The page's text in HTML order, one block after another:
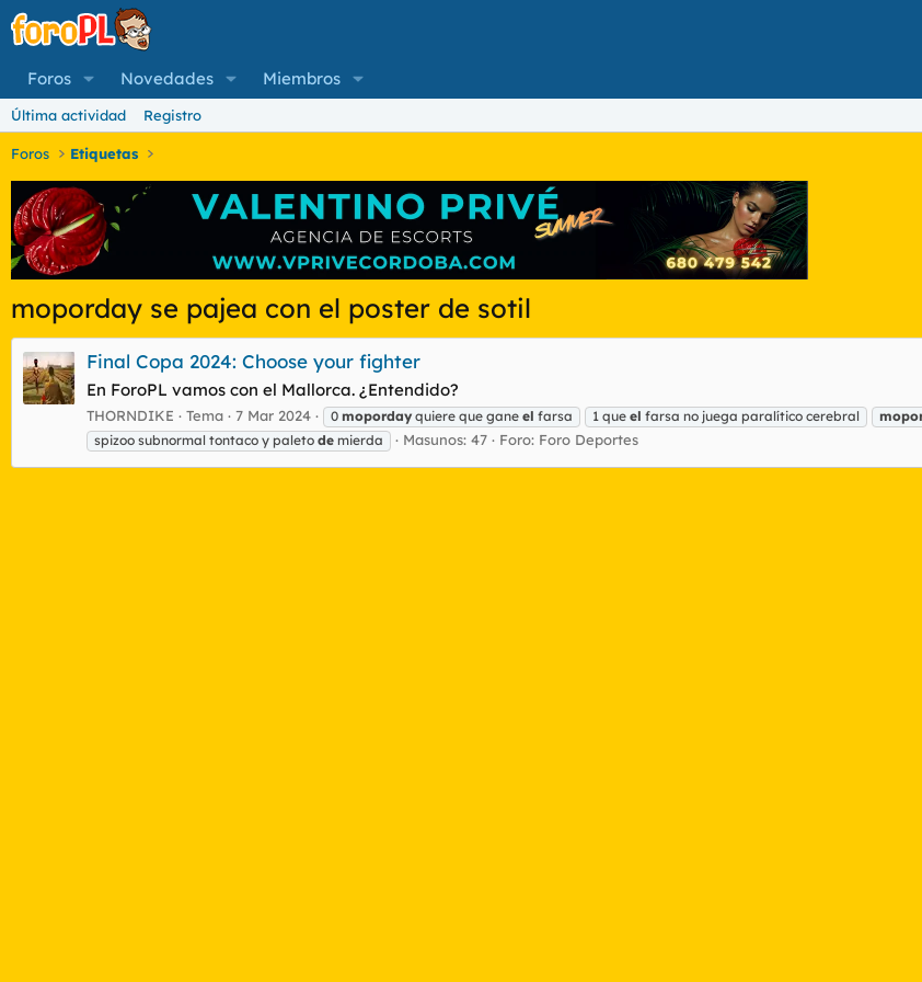
Foros Novedades Miembros
Última actividad Registro
Foros Etiquetas
moporday se pajea con el poster de sotil
Final Copa 2024: Choose your fighter
En ForoPL vamos con el Mallorca. ¿Entendido?
THORNDIKE Tema 7 Mar 2024 0 moporday quiere que gane el farsa 1 que el farsa no juega paralítico cerebral
spizoo subnormal tontaco y paleto de mierda Masunos: 47 Foro: Foro Deportes